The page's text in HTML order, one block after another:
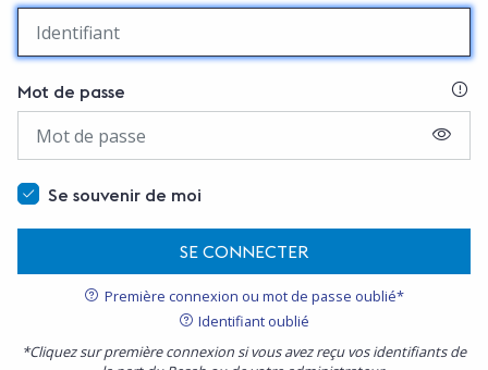
Mot de passe
Se souvenir de moi
SE CONNECTER
Première connexion ou mot de passe oublié*
Identifiant oublié
*Cliquez sur première connexion si vous avez reçu vos identifiants de